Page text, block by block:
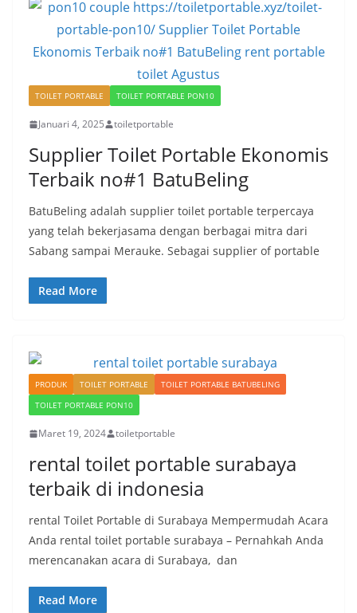
TOILET PORTABLE TOILET PORTABLE PON10
Januari 4, 2025 toiletportable
Supplier Toilet Portable Ekonomis
Terbaik no#1 BatuBeling
BatuBeling adalah supplier toilet portable terpercaya
yang telah bekerjasama dengan berbagai mitra dari
Sabang sampai Merauke. Sebagai supplier of portable
Read More
PRODUK TOILET PORTABLE
TOILET PORTABLE BATUBELING
TOILET PORTABLE PON10
Maret 19, 2024 toiletportable
rental toilet portable surabaya
terbaik di indonesia
rental Toilet Portable di Surabaya Mempermudah Acara
Anda rental toilet portable surabaya – Pernahkah Anda
merencanakan acara di Surabaya, dan
Read More